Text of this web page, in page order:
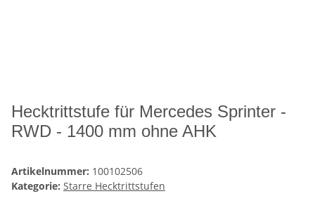
Hecktrittstufe für Mercedes Sprinter -
RWD - 1400 mm ohne AHK
Artikelnummer: 100102506
Kategorie: Starre Hecktrittstufen